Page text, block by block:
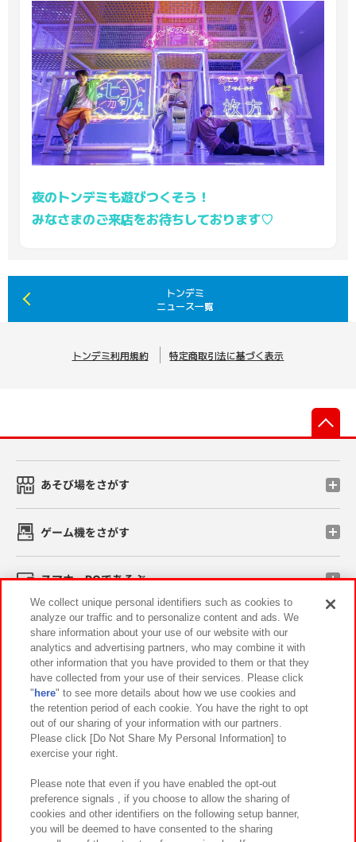
夜のトンデミも遊びつくそう！
みなさまのご来店をお待ちしております♡
トンデミ
ニュース一覧
トンデミ利用規約 特定商取引法に基づく表示
あそび場をさがす
ゲーム機をさがす
スマホ・PCであそぶ
イベント・キャンペーン
関連会社 サステナビリティ サイトポリシー
プライバシーポリシー ウェブアクセシビリティ方針と検証結果
お取引先さまとともに
カスタマーハラスメント対応方針 よくあるご質問・お問い合わせ
We collect unique personal identifiers such as cookies to
analyze our traffic and to personalize content and ads. We
share information about your use of our website with our
analytics and advertising partners, who may combine it with
other information that you have provided to them or that they
have collected from your use of their services. Please click
" here" to see more details about how we use cookies and
the retention period of each cookie. You have the right to opt
out of our sharing of your information with our partners.
Please click [Do Not Share My Personal Information] to
exercise your right.
Please note that even if you have enabled the opt-out
preference signals , if you choose to allow the sharing of
cookies and other identifiers on the following setup banner,
you will be deemed to have consented to the sharing